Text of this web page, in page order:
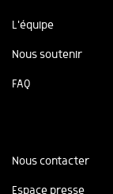
L'équipe
Nous soutenir
FAQ
Nous contacter
Espace presse